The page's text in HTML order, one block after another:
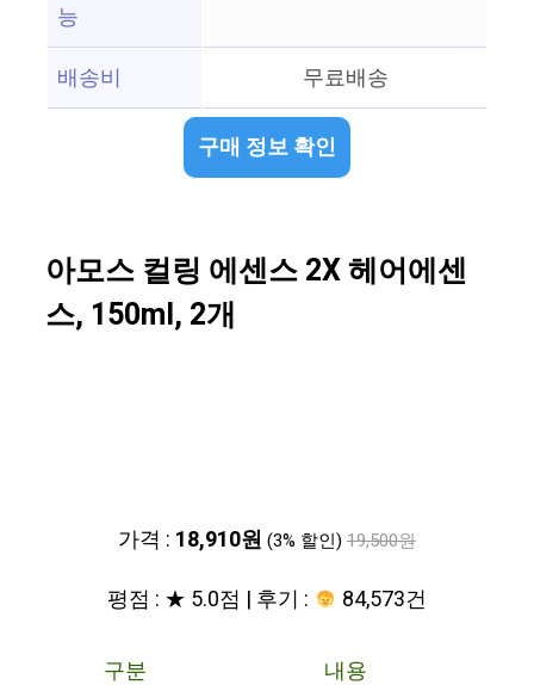
능
배송비 무료배송
구매 정보 확인
아모스 컬링 에센스 2X 헤어에센
스, 150ml, 2개
가격 : 18,910원 (3% 할인) 19,500원
평점 : ★ 5.0점 | 후기 : 84,573건
구분
내용